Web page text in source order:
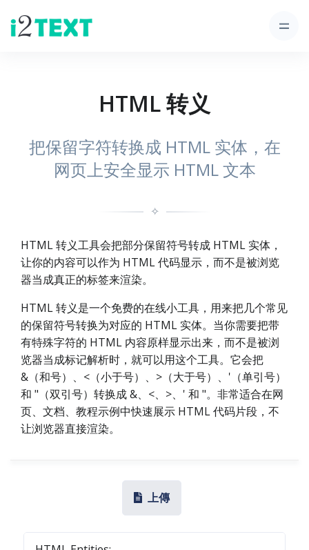
HTML 转义
把保留字符转换成 HTML 实体，在
网页上安全显示 HTML 文本
✧
HTML 转义工具会把部分保留符号转成 HTML 实体，
让你的内容可以作为 HTML 代码显示，而不是被浏览
器当成真正的标签来渲染。
HTML 转义是一个免费的在线小工具，用来把几个常见
的保留符号转换为对应的 HTML 实体。当你需要把带
有特殊字符的 HTML 内容原样显示出来，而不是被浏
览器当成标记解析时，就可以用这个工具。它会把
&（和号）、<（小于号）、>（大于号）、'（单引号）
和 "（双引号）转换成 &、<、>、' 和 "。非常适合在网
页、文档、教程示例中快速展示 HTML 代码片段，不
让浏览器直接渲染。
上傳